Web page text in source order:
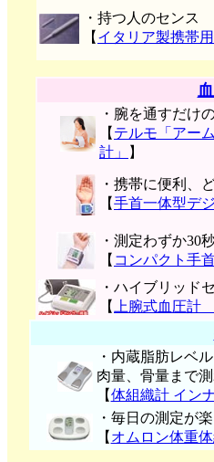
・持つ人のセンス
【 イタリア製携帯
・腕を通すだけ
【 テルモ「アー
計」
】
・携帯に便利、
【手首一体型デ
・測定わずか30
【 コンパクト手
・ハイブリッド
【
上腕式血圧計
・内蔵脂肪レベ
肉量、骨量まで
【体組織計 イン
・毎日の測定が
【 オムロン体重